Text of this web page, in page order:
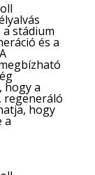
stádium
és a
hogy a
regeneráló
hogy
a